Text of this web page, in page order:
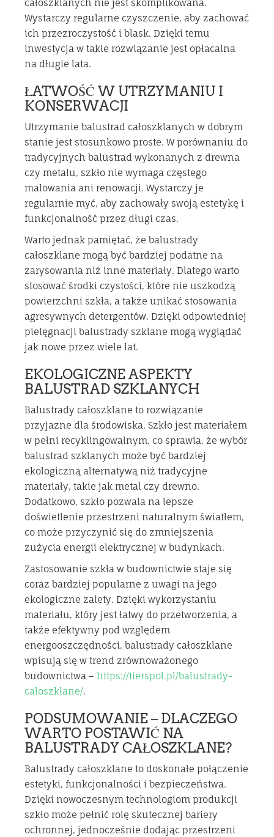
całoszklanych nie jest skomplikowana.
Wystarczy regularne czyszczenie, aby zachować
ich przezroczystość i blask. Dzięki temu
inwestycja w takie rozwiązanie jest opłacalna
na długie lata.
ŁATWOŚĆ W UTRZYMANIU I
KONSERWACJI
Utrzymanie balustrad całoszklanych w dobrym
stanie jest stosunkowo proste. W porównaniu do
tradycyjnych balustrad wykonanych z drewna
czy metalu, szkło nie wymaga częstego
malowania ani renowacji. Wystarczy je
regularnie myć, aby zachowały swoją estetykę i
funkcjonalność przez długi czas.
Warto jednak pamiętać, że balustrady
całoszklane mogą być bardziej podatne na
zarysowania niż inne materiały. Dlatego warto
stosować środki czystości, które nie uszkodzą
powierzchni szkła, a także unikać stosowania
agresywnych detergentów. Dzięki odpowiedniej
pielęgnacji balustrady szklane mogą wyglądać
jak nowe przez wiele lat.
EKOLOGICZNE ASPEKTY
BALUSTRAD SZKLANYCH
Balustrady całoszklane to rozwiązanie
przyjazne dla środowiska. Szkło jest materiałem
w pełni recyklingowalnym, co sprawia, że wybór
balustrad szklanych może być bardziej
ekologiczną alternatywą niż tradycyjne
materiały, takie jak metal czy drewno.
Dodatkowo, szkło pozwala na lepsze
doświetlenie przestrzeni naturalnym światłem,
co może przyczynić się do zmniejszenia
zużycia energii elektrycznej w budynkach.
Zastosowanie szkła w budownictwie staje się
coraz bardziej popularne z uwagi na jego
ekologiczne zalety. Dzięki wykorzystaniu
materiału, który jest łatwy do przetworzenia, a
także efektywny pod względem
energooszczędności, balustrady całoszklane
wpisują się w trend zrównoważonego
budownictwa – https://tierspol.pl/balustrady-
caloszklane/.
PODSUMOWANIE – DLACZEGO
WARTO POSTAWIĆ NA
BALUSTRADY CAŁOSZKLANE?
Balustrady całoszklane to doskonałe połączenie
estetyki, funkcjonalności i bezpieczeństwa.
Dzięki nowoczesnym technologiom produkcji
szkło może pełnić rolę skutecznej bariery
ochronnej, jednocześnie dodając przestrzeni